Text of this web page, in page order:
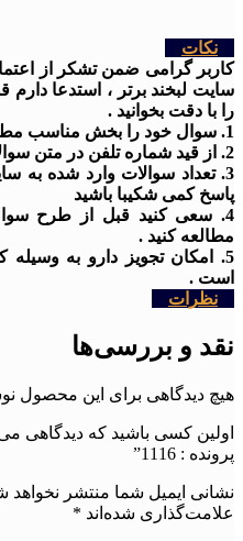
نکات
کاربر گرامی ضمن تشکر از
سایت لبخند برتر ، استدعا
را با دقت بخوانید .
1. سوال خود را بخش مناسب مطرح کنید .
2. از قید شماره تلفن در متن سوالاتتون خود داری فرمایید .
3. تعداد سوالات وارد شده به
پاسخ کمی شکیبا باشید
4. سعی کنید قبل از طرح
مطالعه کنید .
5. امکان تجویز دارو به
است .
نظرات
نقد و بررسی‌ها
هیچ دیدگاهی برای این محصول
اولین کسی باشید که دیدگاهی
پرونده : 1116”
نشانی ایمیل شما منتشر نخواهد
علامت‌گذاری شده‌اند *